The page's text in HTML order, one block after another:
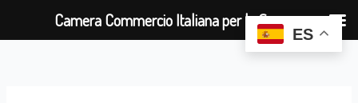
ES
Camera Commercio Italiana per la Spagna